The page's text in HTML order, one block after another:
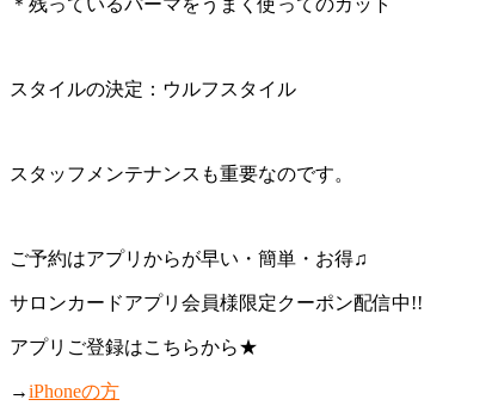
＊残っているパーマをうまく使ってのカット
スタイルの決定：ウルフスタイル
スタッフメンテナンスも重要なのです。
ご予約はアプリからが早い・簡単・お得♫
サロンカードアプリ会員様限定クーポン配信中!!
アプリご登録はこちらから★
→iPhoneの方